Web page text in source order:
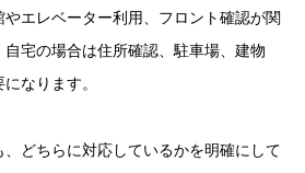
エレベーター利用、フロント確認が関
宅の場合は住所確認、駐車場、建物
なります。
どちらに対応しているかを明確にして